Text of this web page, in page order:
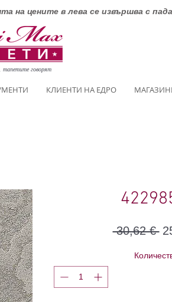
на цените в лева се извършва с
говорят
КЛИЕНТИ НА ЕДРО
30,62 €